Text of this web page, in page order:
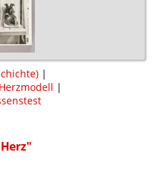
|
Herzmodell |